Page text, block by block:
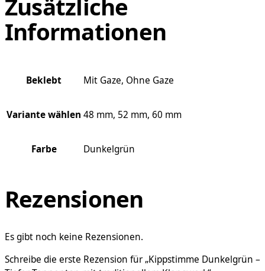
Zusätzliche
Informationen
Beklebt Mit Gaze, Ohne Gaze
Variante wählen 48 mm, 52 mm, 60 mm
Farbe Dunkelgrün
Rezensionen
Es gibt noch keine Rezensionen.
Schreibe die erste Rezension für „Kippstimme Dunkelgrün –